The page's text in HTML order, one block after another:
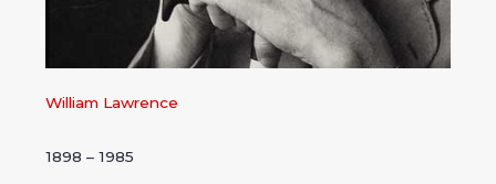
William Lawrence
1898 – 1985